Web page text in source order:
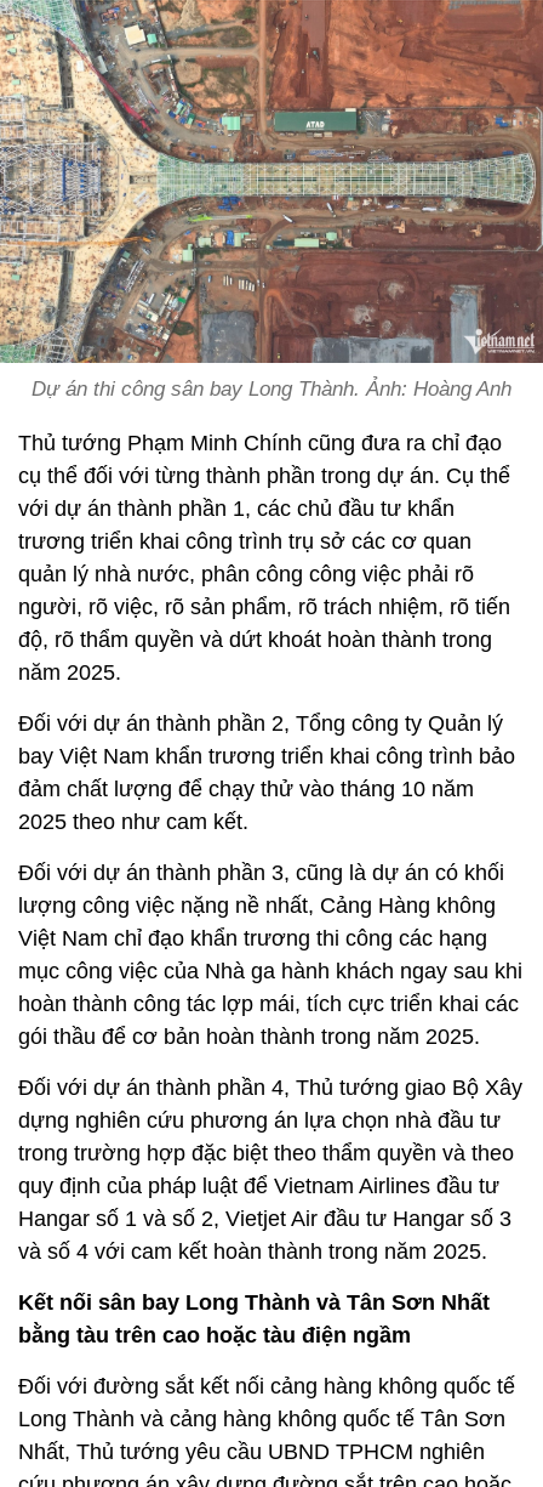
Dự án thi công sân bay Long Thành. Ảnh: Hoàng Anh
Thủ tướng Phạm Minh Chính cũng đưa ra chỉ đạo
cụ thể đối với từng thành phần trong dự án. Cụ thể
với dự án thành phần 1, các chủ đầu tư khẩn
trương triển khai công trình trụ sở các cơ quan
quản lý nhà nước, phân công công việc phải rõ
người, rõ việc, rõ sản phẩm, rõ trách nhiệm, rõ tiến
độ, rõ thẩm quyền và dứt khoát hoàn thành trong
năm 2025.
Đối với dự án thành phần 2, Tổng công ty Quản lý
bay Việt Nam khẩn trương triển khai công trình bảo
đảm chất lượng để chạy thử vào tháng 10 năm
2025 theo như cam kết.
Đối với dự án thành phần 3, cũng là dự án có khối
lượng công việc nặng nề nhất, Cảng Hàng không
Việt Nam chỉ đạo khẩn trương thi công các hạng
mục công việc của Nhà ga hành khách ngay sau khi
hoàn thành công tác lợp mái, tích cực triển khai các
gói thầu để cơ bản hoàn thành trong năm 2025.
Đối với dự án thành phần 4, Thủ tướng giao Bộ Xây
dựng nghiên cứu phương án lựa chọn nhà đầu tư
trong trường hợp đặc biệt theo thẩm quyền và theo
quy định của pháp luật để Vietnam Airlines đầu tư
Hangar số 1 và số 2, Vietjet Air đầu tư Hangar số 3
và số 4 với cam kết hoàn thành trong năm 2025.
Kết nối sân bay Long Thành và Tân Sơn Nhất
bằng tàu trên cao hoặc tàu điện ngầm
Đối với đường sắt kết nối cảng hàng không quốc tế
Long Thành và cảng hàng không quốc tế Tân Sơn
Nhất, Thủ tướng yêu cầu UBND TPHCM nghiên